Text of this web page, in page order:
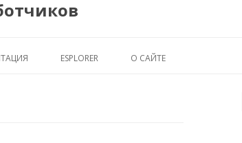
Перейти
ESPLORER О САЙТЕ